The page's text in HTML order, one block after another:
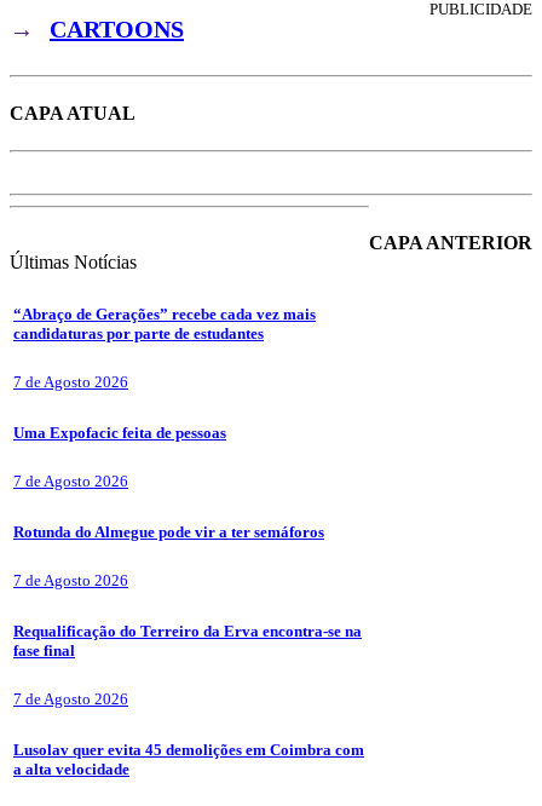
PUBLICIDADE
→ CARTOONS
CAPA ATUAL
CAPA ANTERIOR
Últimas Notícias
“Abraço de Gerações” recebe cada vez mais
candidaturas por parte de estudantes
7 de Agosto 2026
Uma Expofacic feita de pessoas
7 de Agosto 2026
Rotunda do Almegue pode vir a ter semáforos
7 de Agosto 2026
Requalificação do Terreiro da Erva encontra-se na
fase final
7 de Agosto 2026
Lusolav quer evita 45 demolições em Coimbra com
a alta velocidade